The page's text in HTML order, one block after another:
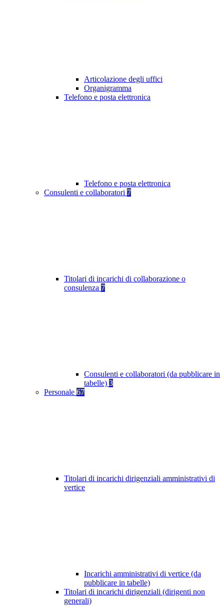
Articolazione degli uffici
Organigramma
Telefono e posta elettronica
Telefono e posta elettronica
Consulenti e collaboratori 7
Titolari di incarichi di collaborazione o
consulenza 7
Consulenti e collaboratori (da pubblicare in
tabelle) 3
Personale 67
Titolari di incarichi dirigenziali amministrativi di
vertice
Incarichi amministrativi di vertice (da
pubblicare in tabelle)
Titolari di incarichi dirigenziali (dirigenti non
generali)